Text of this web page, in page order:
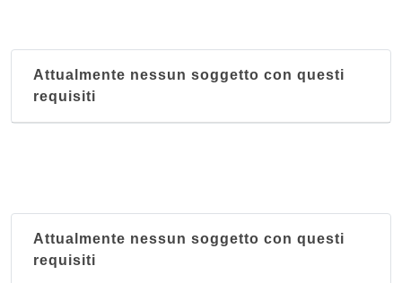
Attualmente nessun soggetto con questi
requisiti
Attualmente nessun soggetto con questi
requisiti